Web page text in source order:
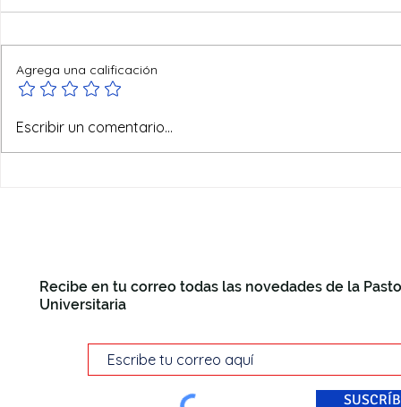
Ofertas de verano
Agrega una calificación
Escribir un comentario...
Recibe en tu correo todas las novedades de la
Universitaria